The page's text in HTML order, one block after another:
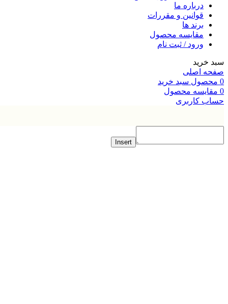
درباره ما
قوانین و مقررات
برند ها
مقایسه محصول
ورود / ثبت نام
اصلی
سبد خرید
محصول
کاربری
Insert